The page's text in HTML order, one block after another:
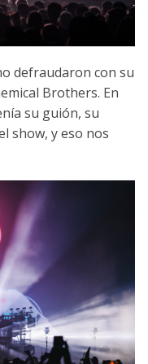
defraudaron con su
Brothers. En
su guión, su
show, y eso nos